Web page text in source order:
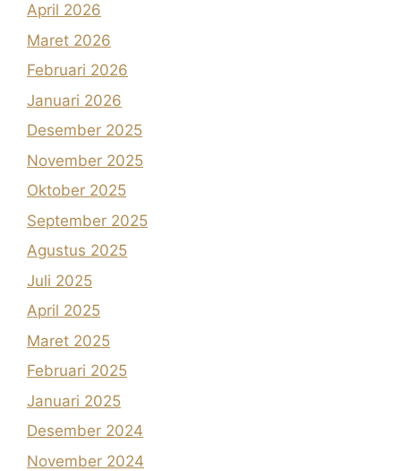
April 2026
Maret 2026
Februari 2026
Januari 2026
Desember 2025
November 2025
Oktober 2025
September 2025
Agustus 2025
Juli 2025
April 2025
Maret 2025
Februari 2025
Januari 2025
Desember 2024
November 2024